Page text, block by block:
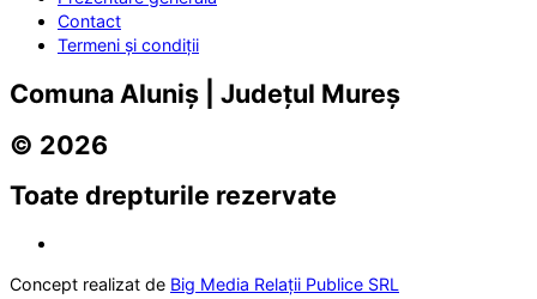
Contact
Termeni și condiții
Comuna Aluniș | Județul Mureș
© 2026
Toate drepturile rezervate
Concept realizat de Big Media Relații Publice SRL